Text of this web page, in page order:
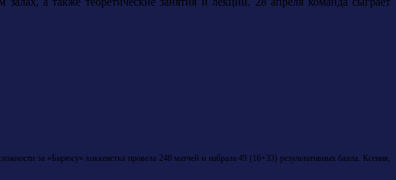
за «Бирюсу» хоккеистка провела 248 матчей и набрала 49 (16+33) результативных балла. Ксения,